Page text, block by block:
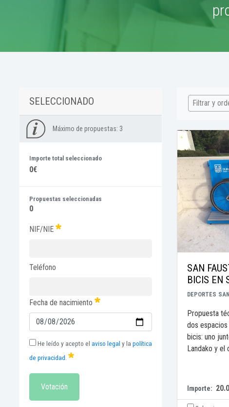
SELECCIONADO
Máximo de propuestas: 3
Importe total seleccionado
0€
Propuestas seleccionadas
0
NIF/NIE
Teléfono
Fecha de nacimiento
He leído y acepto el aviso legal y la política
de privacidad
Votación
Filtrar y
SAN
BICIS EN
DEPORTES
Propuesta
dos
bicis: uno
Landako y el
Importe: